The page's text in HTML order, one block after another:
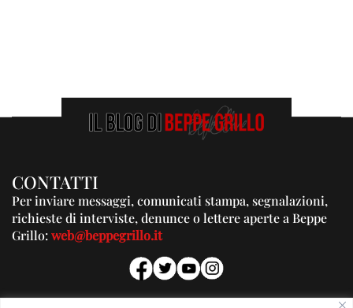
CONTATTI
Per inviare messaggi, comunicati stampa, segnalazioni,
richieste di interviste, denunce o lettere aperte a Beppe
Grillo:web@beppegrillo.it